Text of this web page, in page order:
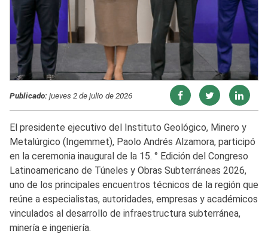
Publicado:jueves 2 de julio de 2026
El presidente ejecutivo del Instituto Geológico, Minero y
Metalúrgico (Ingemmet), Paolo Andrés Alzamora, participó
en la ceremonia inaugural de la 15. ° Edición del Congreso
Latinoamericano de Túneles y Obras Subterráneas 2026,
uno de los principales encuentros técnicos de la región que
reúne a especialistas, autoridades, empresas y académicos
vinculados al desarrollo de infraestructura subterránea,
minería e ingeniería.